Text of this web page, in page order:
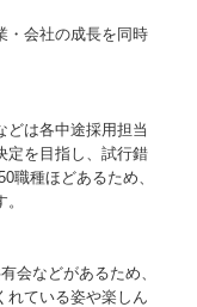
・会社の成長を同時
どは各中途採用担当
定を目指し、試行錯
職種ほどあるため、
会などがあるため、
れている姿や楽しん